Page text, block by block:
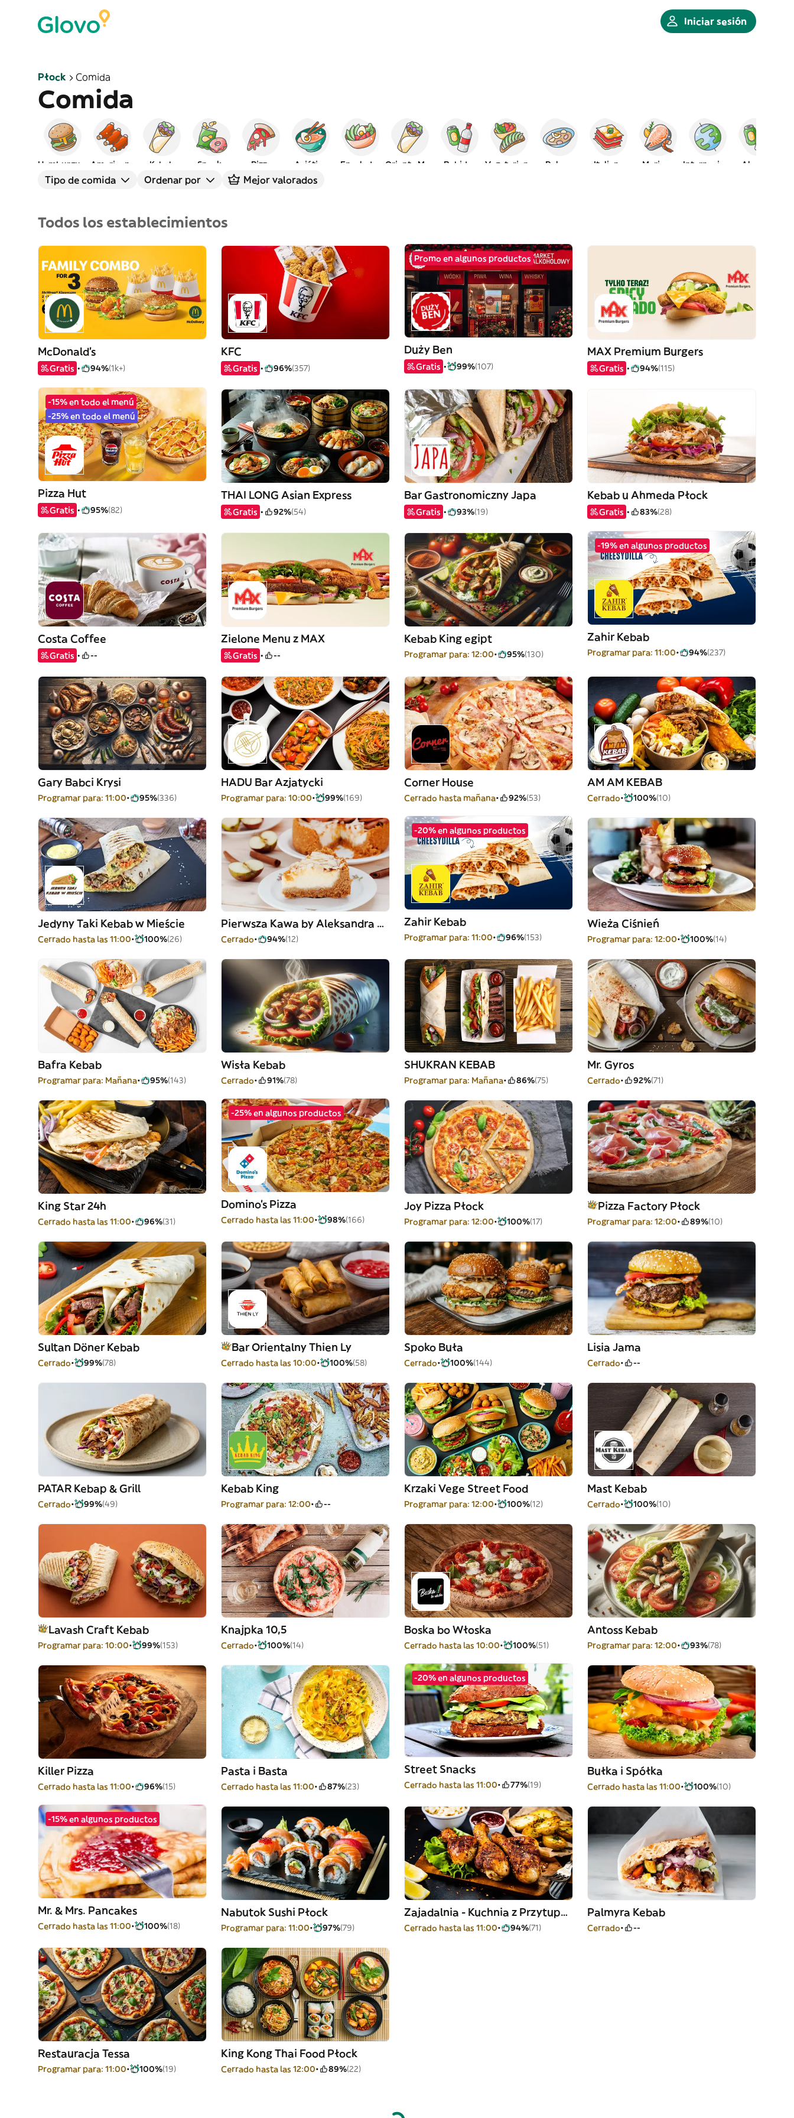
Iniciar sesión
Płock Comida
Comida
Americana Kebab Snacks Pizza Asiática Ensaladas Bebidas Vegetariana Polaca Italiana Marisco Alcohol
Tipo de comida Ordenar por Mejor valorados
Todos los establecimientos
McDonald's
Gratis 94%(1k+)
KFC
Gratis 96%(357)
Promo en algunos productos
Duży Ben
Gratis 99%(107)
MAX Premium Burgers
Gratis 94%(115)
-15% en todo el menú
-25% en todo el menú
Pizza Hut
Gratis 95%(82)
THAI LONG Asian Express
Gratis 92%(54)
Bar Gastronomiczny Japa
Gratis 93%(19)
Kebab u Ahmeda Płock
Gratis 83%(28)
Costa Coffee
Gratis --
Zielone Menu z MAX
Gratis --
Kebab King egipt
Programar para: 12:00 95%(130)
-19% en algunos productos
Zahir Kebab
Programar para: 11:00 94%(237)
Gary Babci Krysi
Programar para: 11:00 95%(336)
HADU Bar Azjatycki
Programar para: 10:00 99%(169)
Corner House
Cerrado hasta mañana 92%(53)
AM AM KEBAB
Cerrado 100%(10)
Jedyny Taki Kebab w Mieście
Cerrado hasta las 11:00 100%(26)
Pierwsza Kawa by Aleksandra Piegat
Cerrado 94%(12)
-20% en algunos productos
Zahir Kebab
Programar para: 11:00 96%(153)
Wieża Ciśnień
Programar para: 12:00 100%(14)
Bafra Kebab
Programar para: Mañana 95%(143)
Wisła Kebab
Cerrado 91%(78)
SHUKRAN KEBAB
Programar para: Mañana 86%(75)
Mr. Gyros
Cerrado 92%(71)
King Star 24h
Cerrado hasta las 11:00 96%(31)
-25% en algunos productos
Domino's Pizza
Cerrado hasta las 11:00 98%(166)
Joy Pizza Płock
Programar para: 12:00 100%(17)
Pizza Factory Płock
Programar para: 12:00 89%(10)
Sultan Döner Kebab
Cerrado 99%(78)
Bar Orientalny Thien Ly
Cerrado hasta las 10:00 100%(58)
Spoko Buła
Cerrado 100%(144)
Lisia Jama
Cerrado --
PATAR Kebap & Grill
Cerrado 99%(49)
Kebab King
Programar para: 12:00 --
Krzaki Vege Street Food
Programar para: 12:00 100%(12)
Mast Kebab
Cerrado 100%(10)
Lavash Craft Kebab
Programar para: 10:00 99%(153)
Knajpka 10,5
Cerrado 100%(14)
Boska bo Włoska
Cerrado hasta las 10:00 100%(51)
Antoss Kebab
Programar para: 12:00 93%(78)
Killer Pizza
Cerrado hasta las 11:00 96%(15)
Pasta i Basta
Cerrado hasta las 11:00 87%(23)
-20% en algunos productos
Street Snacks
Cerrado hasta las 11:00 77%(19)
Bułka i Spółka
Cerrado hasta las 11:00 100%(10)
-15% en algunos productos
Mr. & Mrs. Pancakes
Cerrado hasta las 11:00 100%(18)
Nabutok Sushi Płock
Programar para: 11:00 97%(79)
Zajadalnia - Kuchnia z Przytupem
Cerrado hasta las 11:00 94%(71)
Palmyra Kebab
Cerrado --
Restauracja Tessa
Programar para: 11:00 100%(19)
King Kong Thai Food Płock
Cerrado hasta las 12:00 89%(22)